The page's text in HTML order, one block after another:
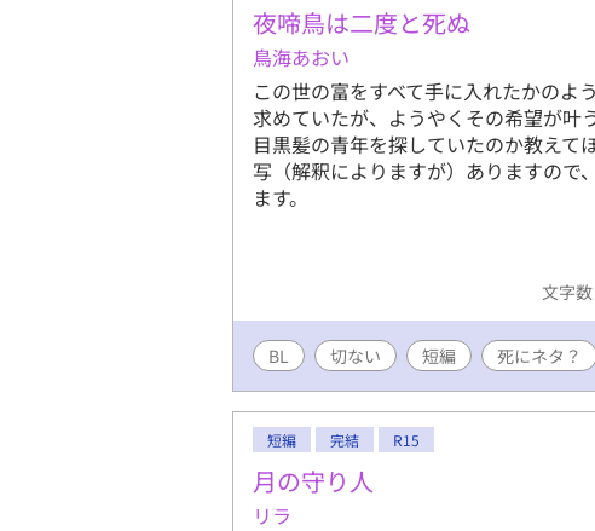
夜啼鳥は二度と死ぬ
鳥海あおい
この世の富をすべて手に入れたかのよ
求めていたが、ようやくその希望が叶
目黒髪の青年を探していたのか教えて
写（解釈によりますが）ありますので
ます。
文字
BL 切ない 短編 死にネタ？
短編 完結 R15
月の守り人
リラ